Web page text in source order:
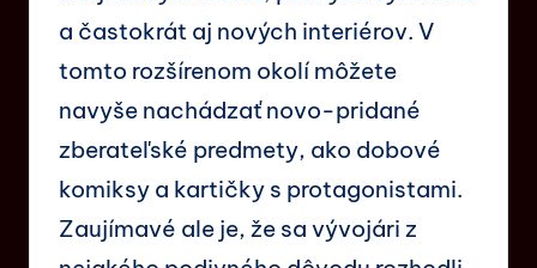
a častokrát aj nových interiérov. V
tomto rozšírenom okolí môžete
navyše nachádzať novo-pridané
zberateľské predmety, ako dobové
komiksy a kartičky s protagonistami.
Zaujímavé ale je, že sa vývojári z